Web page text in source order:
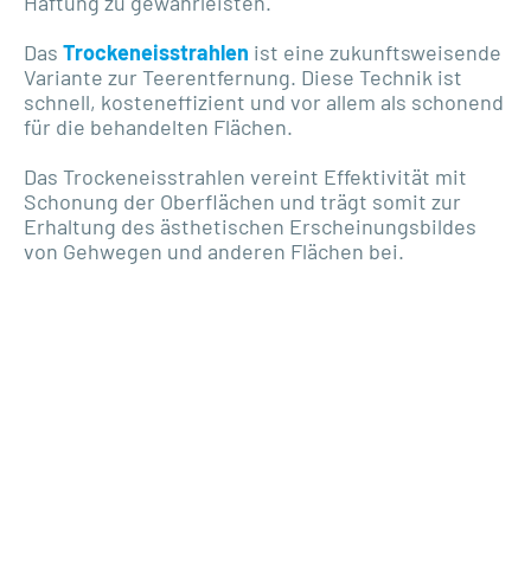
Das Trockeneisstrahlen ist eine zukunftsweisende
Variante zur Teerentfernung. Diese Technik ist
schnell, kosteneffizient und vor allem als schonend
für die behandelten Flächen.
Das Trockeneisstrahlen vereint Effektivität mit
Schonung der Oberflächen und trägt somit zur
Erhaltung des ästhetischen Erscheinungsbildes
von Gehwegen und anderen Flächen bei.